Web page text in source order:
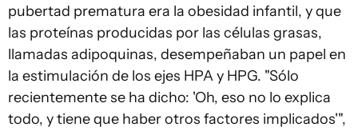
pubertad prematura era la obesidad infantil, y que
las proteínas producidas por las células grasas,
llamadas adipoquinas, desempeñaban un papel en
la estimulación de los ejes HPA y HPG. "Sólo
recientemente se ha dicho: 'Oh, eso no lo explica
todo, y tiene que haber otros factores implicados'",